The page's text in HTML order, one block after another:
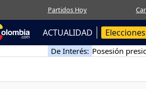
Partidos Hoy
ACTUALIDAD
De Interés: Posesión